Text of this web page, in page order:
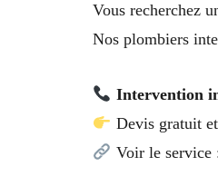
Vous recherchez
Nos plombiers
Intervention
Devis gratuit
Voir le service